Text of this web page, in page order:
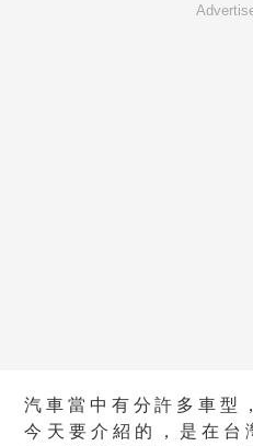
汽車當中有分許多車
今天要介紹的，是在台